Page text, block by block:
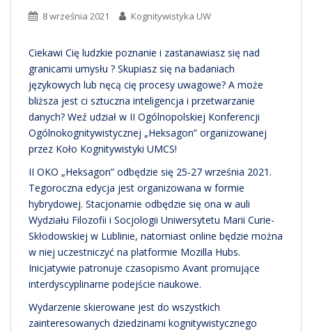
8 września 2021 Kognitywistyka UW
Ciekawi Cię ludzkie poznanie i zastanawiasz się nad
granicami umysłu ? Skupiasz się na badaniach
językowych lub nęcą cię procesy uwagowe? A może
bliższa jest ci sztuczna inteligencja i przetwarzanie
danych? Weź udział w II Ogólnopolskiej Konferencji
Ogólnokognitywistycznej „Heksagon” organizowanej
przez Koło Kognitywistyki UMCS!
II OKO „Heksagon” odbędzie się 25-27 września 2021.
Tegoroczna edycja jest organizowana w formie
hybrydowej. Stacjonarnie odbędzie się ona w auli
Wydziału Filozofii i Socjologii Uniwersytetu Marii Curie-
Skłodowskiej w Lublinie, natomiast online będzie można
w niej uczestniczyć na platformie Mozilla Hubs.
Inicjatywie patronuje czasopismo Avant promujące
interdyscyplinarne podejście naukowe.
Wydarzenie skierowane jest do wszystkich
zainteresowanych dziedzinami kognitywistycznego